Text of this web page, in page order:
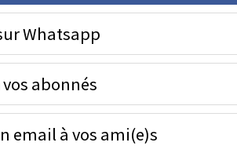
Whatsapp
abonnés
email à vos ami(e)s